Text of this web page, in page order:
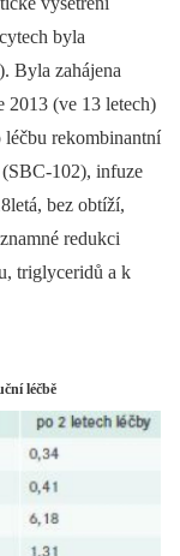
byla
Byla zahájena
2013 (ve 13 letech)
léčbu rekombinantní
102), infuze
bez obtíží,
redukci
triglyceridů a k
léčbě